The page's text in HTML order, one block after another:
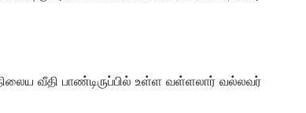
வீதி பாண்டிருப்பில் உள்ள வள்ளலார் வல்லவர்